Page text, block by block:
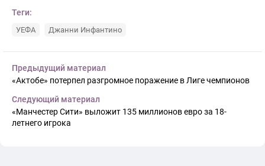
Теги:
УЕФА Джанни Инфантино
Предыдущий материал
«Актобе» потерпел разгромное поражение в Лиге чемпионов
Следующий материал
«Манчестер Сити» выложит 135 миллионов евро за 18-
летнего игрока